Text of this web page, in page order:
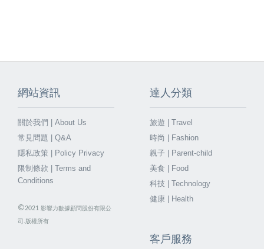
網站資訊
關於我們 | About Us
常見問題 | Q&A
隱私政策 | Policy Privacy
限制條款 | Terms and
Conditions
©2021 影響力數據顧問股份有限公
司.版權所有
達人分類
旅遊 | Travel
時尚 | Fashion
親子 | Parent-child
美食 | Food
科技 | Technology
健康 | Health
客戶服務